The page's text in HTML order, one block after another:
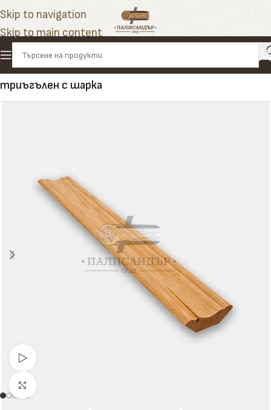
Skip to navigation
Skip to main content
Начало»Продукти»Первази»Подов перваз
триъгълен с шарка